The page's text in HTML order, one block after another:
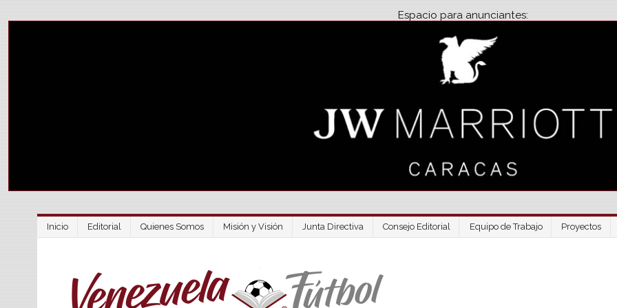
Espacio para anunciantes:
Inicio Editorial Quienes Somos Misión y Visión Junta Directiva Consejo Editorial Equipo de Trabajo Proyectos